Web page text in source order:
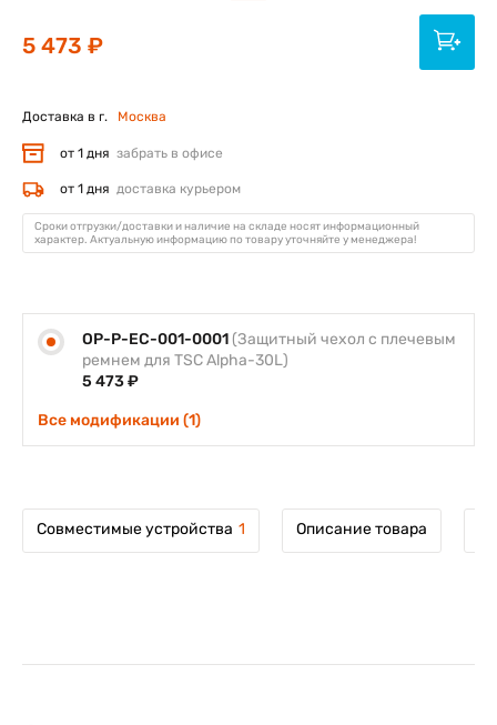
OP-P-EC-001-0001 (Защитный чехол с плечевым
ремнем для TSC Alpha-30L)
5 473 ₽
Все модификации (1)
5 473 ₽
Доставка в г. Москва
от 1 дня забрать в офисе
от 1 дня доставка курьером
Сроки отгрузки/доставки и наличие на складе носят информационный
характер. Актуальную информацию по товару уточняйте у менеджера!
Совместимые устройства 1 Описание товара